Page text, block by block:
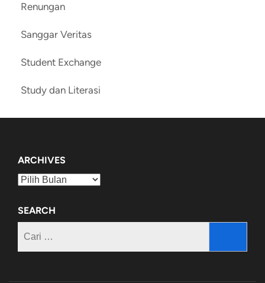
Renungan
Sanggar Veritas
Student Exchange
Study dan Literasi
ARCHIVES
Archives
SEARCH